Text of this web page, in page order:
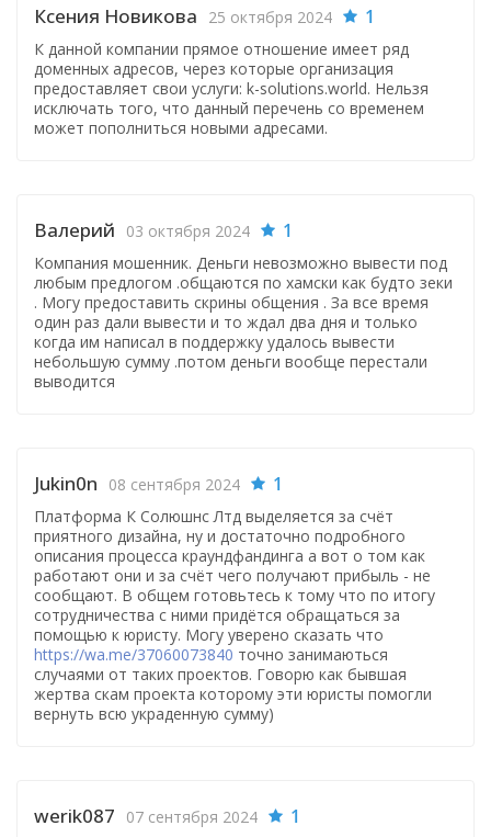
Ксения Новикова 25 октября 2024 1
К данной компании прямое отношение имеет ряд
доменных адресов, через которые организация
предоставляет свои услуги: k-solutions.world. Нельзя
исключать того, что данный перечень со временем
может пополниться новыми адресами.
Валерий 03 октября 2024 1
Компания мошенник. Деньги невозможно вывести под
любым предлогом .общаются по хамски как будто зеки
. Могу предоставить скрины общения . За все время
один раз дали вывести и то ждал два дня и только
когда им написал в поддержку удалось вывести
небольшую сумму .потом деньги вообще перестали
выводится
Jukin0n 08 сентября 2024 1
Платформа К Солюшнс Лтд выделяется за счёт
приятного дизайна, ну и достаточно подробного
описания процесса краундфандинга а вот о том как
работают они и за счёт чего получают прибыль - не
сообщают. В общем готовьтесь к тому что по итогу
сотрудничества с ними придётся обращаться за
помощью к юристу. Могу уверено сказать что
https://wa.me/37060073840 точно занимаються
случаями от таких проектов. Говорю как бывшая
жертва скам проекта которому эти юристы помогли
вернуть всю украденную сумму)
werik087 07 сентября 2024 1